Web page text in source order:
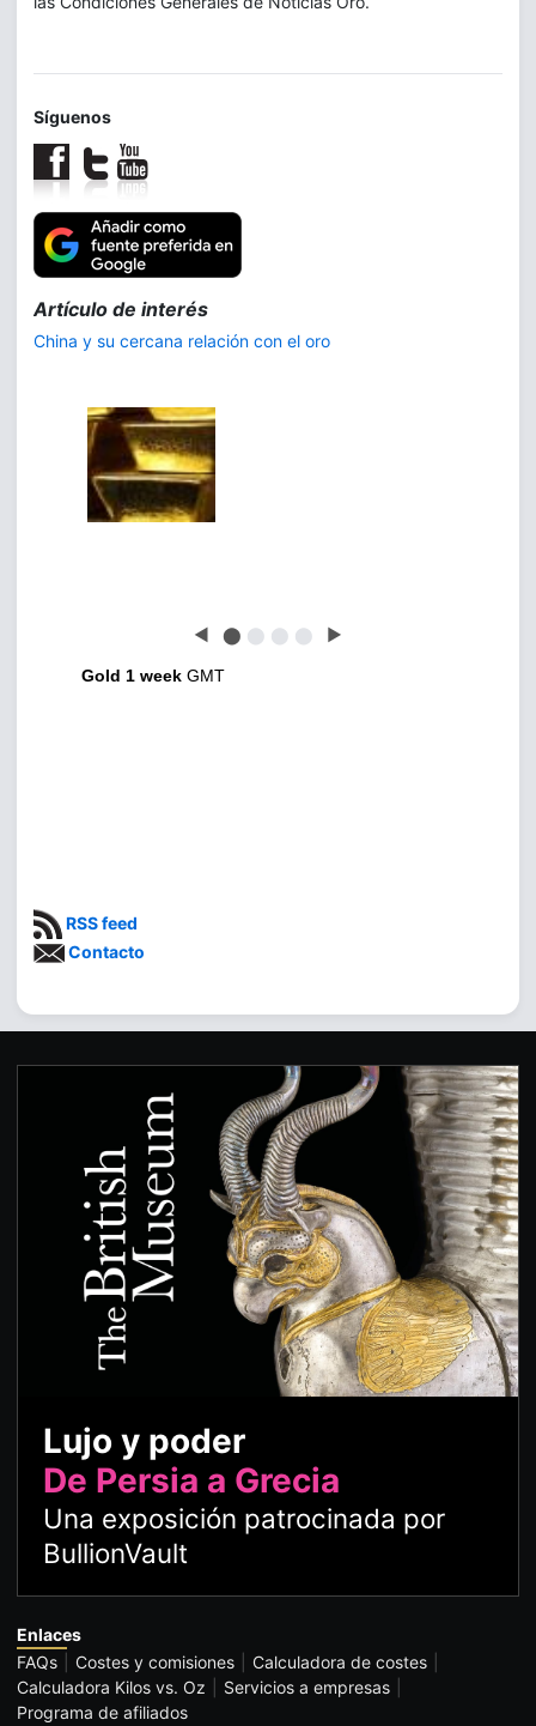
Síguenos
Trilogía:
La demanda de plata
◀ ⬤ ⬤ ⬤ ⬤ ▶
Gold 1 week GMT
RSS feed
Contacto
Lujo y poder
De Persia a Grecia
Una exposición patrocinada por
BullionVault
Enlaces
FAQs
Costes y comisiones
Calculadora de costes
Calculadora Kilos vs. Oz
Servicios a empresas
Programa de afiliados